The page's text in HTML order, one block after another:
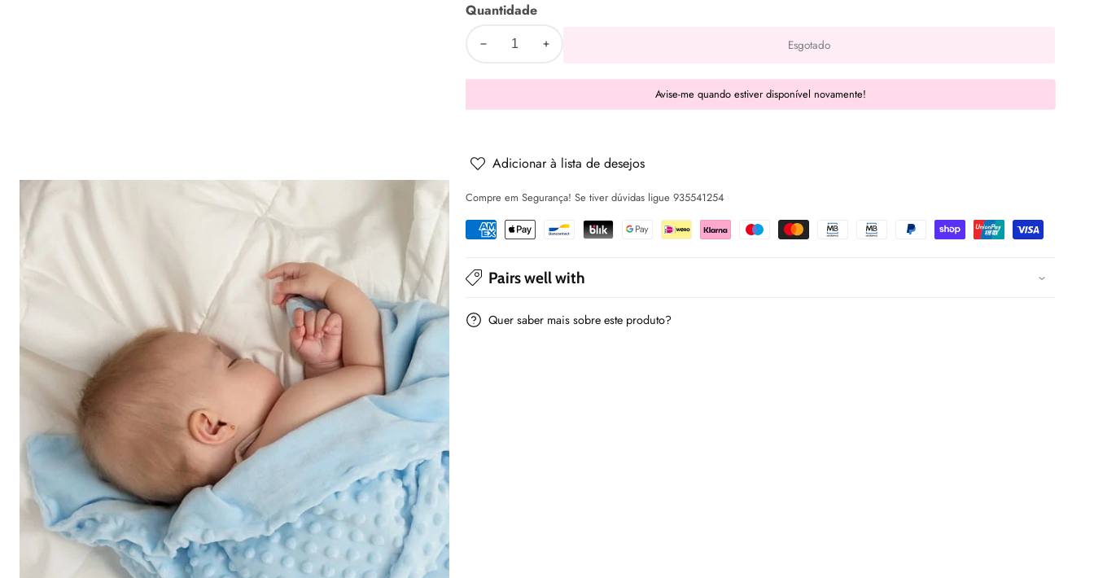
Quantidade
Diminuir
80X110cms
-
Kiokids
80X110cms
-
Kiokids
Esgotado
Avise-me quando estiver disponível novamente!
Adicionar à lista de desejos
Compre em Segurança! Se tiver dúvidas ligue 935541254
Pairs well with
Quer saber mais sobre este produto?